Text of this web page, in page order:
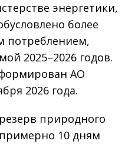
энергетики,
более
потреблением,
2025–2026 годов.
АО
2026 года.
природного
10 дням